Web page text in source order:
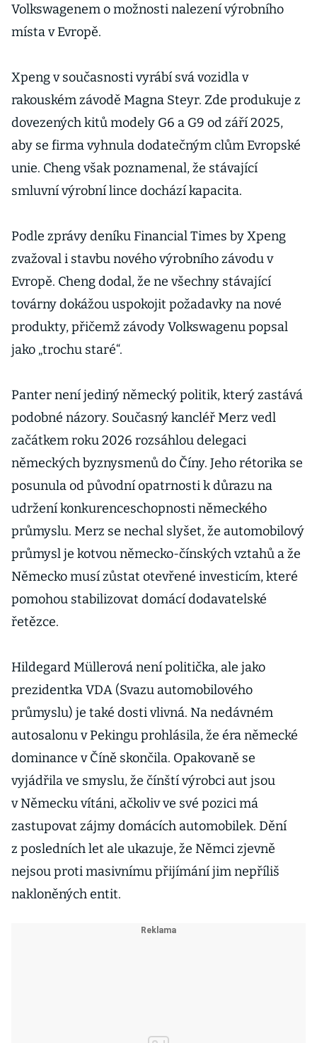
Volkswagenem o možnosti nalezení výrobního
místa v Evropě.
Xpeng v současnosti vyrábí svá vozidla v
rakouském závodě Magna Steyr. Zde produkuje z
dovezených kitů modely G6 a G9 od září 2025,
aby se firma vyhnula dodatečným clům Evropské
unie. Cheng však poznamenal, že stávající
smluvní výrobní lince dochází kapacita.
Podle zprávy deníku Financial Times by Xpeng
zvažoval i stavbu nového výrobního závodu v
Evropě. Cheng dodal, že ne všechny stávající
továrny dokážou uspokojit požadavky na nové
produkty, přičemž závody Volkswagenu popsal
jako „trochu staré“.
Panter není jediný německý politik, který zastává
podobné názory. Současný kancléř Merz vedl
začátkem roku 2026 rozsáhlou delegaci
německých byznysmenů do Číny. Jeho rétorika se
posunula od původní opatrnosti k důrazu na
udržení konkurenceschopnosti německého
průmyslu. Merz se nechal slyšet, že automobilový
průmysl je kotvou německo-čínských vztahů a že
Německo musí zůstat otevřené investicím, které
pomohou stabilizovat domácí dodavatelské
řetězce.
Hildegard Müllerová není politička, ale jako
prezidentka VDA (Svazu automobilového
průmyslu) je také dosti vlivná. Na nedávném
autosalonu v Pekingu prohlásila, že éra německé
dominance v Číně skončila. Opakovaně se
vyjádřila ve smyslu, že čínští výrobci aut jsou
v Německu vítáni, ačkoliv ve své pozici má
zastupovat zájmy domácích automobilek. Dění
z posledních let ale ukazuje, že Němci zjevně
nejsou proti masivnímu přijímání jim nepříliš
nakloněných entit.